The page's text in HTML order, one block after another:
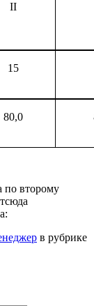
II
15
80,0
по второму
в рубрике